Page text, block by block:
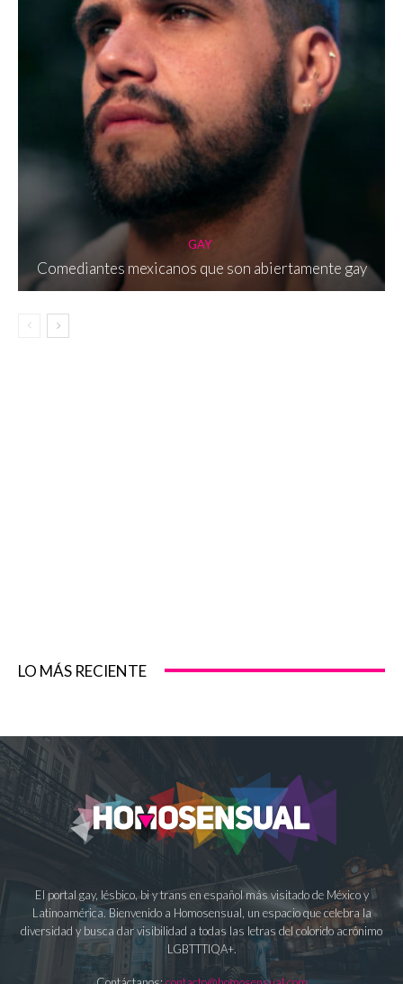
GAY
Comediantes mexicanos que son abiertamente gay
LO MÁS RECIENTE
El portal gay, lésbico, bi y trans en español más visitado de México y
Latinoamérica. Bienvenido a Homosensual, un espacio que celebra la
diversidad y busca dar visibilidad a todas las letras del colorido acrónimo
LGBTTTIQA+.